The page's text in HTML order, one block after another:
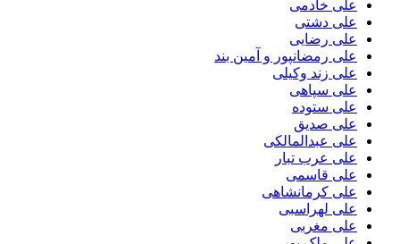
علی خادمی
علی دشتی
علی رضایی
علی رمضانپور و آمین بند
علی زند وکیلی
علی سپاهی
علی ستوده
علی صدیق
علی عبدالمالکی
علی عرب تبار
علی قاسمی
علی کرمانشاهی
علی لهراسبی
علی مغربی